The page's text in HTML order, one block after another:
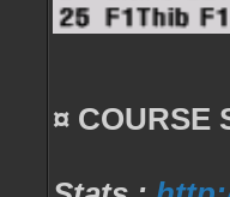
¤ COURSE